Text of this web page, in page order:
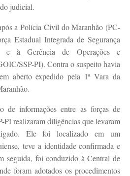
judicial.
a Polícia Civil do Maranhão (PC-
Estadual Integrada de Segurança
e à Gerência de Operações e
SSP-PI). Contra o suspeito havia
aberto expedido pela 1ª Vara da
de informações entre as forças de
PI realizaram diligências que levaram
Ele foi localizado em um
teve a identidade confirmada e
seguida, foi conduzido à Central de
foram adotados os procedimentos